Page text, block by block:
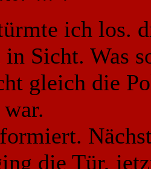
ich los.
in Sicht. Was
gleich die
die Tür,